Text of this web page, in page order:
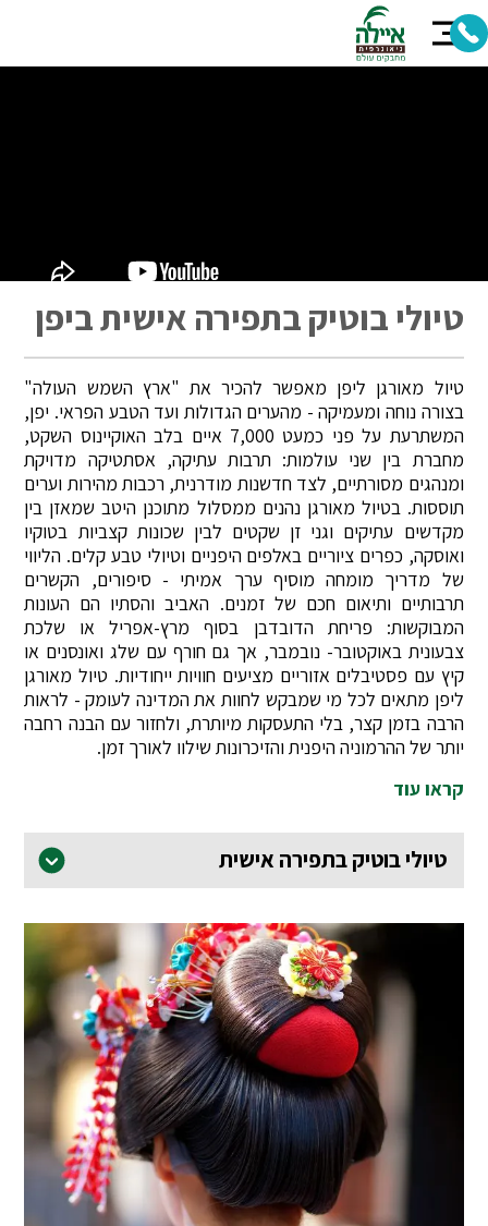
טיולי בוטיק בתפירה אישית ביפן
טיול מאורגן ליפן מאפשר להכיר את "ארץ השמש העולה"
בצורה נוחה ומעמיקה - מהערים הגדולות ועד הטבע הפראי. יפן,
המשתרעת על פני כמעט 7,000 איים בלב האוקיינוס השקט,
מחברת בין שני עולמות: תרבות עתיקה, אסתטיקה מדויקת
ומנהגים מסורתיים, לצד חדשנות מודרנית, רכבות מהירות וערים
תוססות. בטיול מאורגן נהנים ממסלול מתוכנן היטב שמאזן בין
מקדשים עתיקים וגני זן שקטים לבין שכונות קצביות בטוקיו
ואוסקה, כפרים ציוריים באלפים היפניים וטיולי טבע קלים. הליווי
של מדריך מומחה מוסיף ערך אמיתי - סיפורים, הקשרים
תרבותיים ותיאום חכם של זמנים. האביב והסתיו הם העונות
המבוקשות: פריחת הדובדבן בסוף מרץ-אפריל או שלכת
צבעונית באוקטובר- נובמבר, אך גם חורף עם שלג ואונסנים או
קיץ עם פסטיבלים אזוריים מציעים חוויות ייחודיות. טיול מאורגן
ליפן מתאים לכל מי שמבקש לחוות את המדינה לעומק - לראות
הרבה בזמן קצר, בלי התעסקות מיותרת, ולחזור עם הבנה רחבה
יותר של ההרמוניה היפנית והזיכרונות שילוו לאורך זמן.
קראו עוד
טיולי בוטיק בתפירה אישית